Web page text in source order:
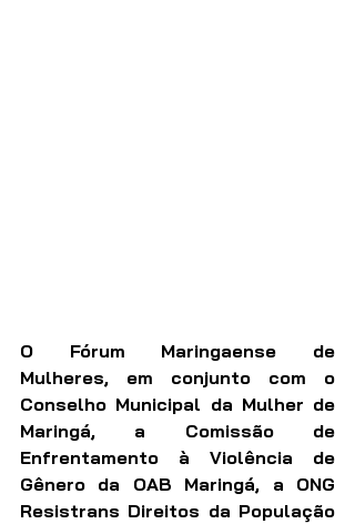
O Fórum Maringaense de
Mulheres,
Conselho Municipal da Mulher de
Maringá, a Comissão de
Enfrentamento à Violência de
Gênero da OAB Maringá, a ONG
Resistrans Direitos da População